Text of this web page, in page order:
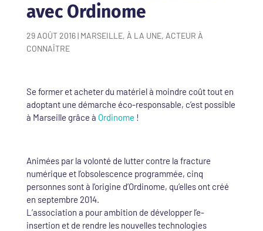
avec Ordinome
29 AOÛT 2016| MARSEILLE, À LA UNE, ACTEUR À
CONNAÎTRE
Se former et acheter du matériel à moindre coût tout en
adoptant une démarche éco-responsable, c’est possible
à Marseille grâce à Ordinome !
Animées par la volonté de lutter contre la fracture
numérique et l’obsolescence programmée, cinq
personnes sont à l’origine d’Ordinome, qu’elles ont créé
en septembre 2014.
L’association a pour ambition de développer l’e-
insertion et de rendre les nouvelles technologies